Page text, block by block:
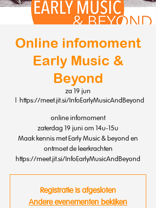
Online infomoment
Early Music &
Beyond
za 19 jun
  |
https://meet.jit.si/InfoEarlyMusicAndBeyond
online infomoment
zaterdag 19 juni om 14u-15u
Maak kennis met Early Music & beyond en
ontmoet de leerkrachten
Registratie is afgesloten
Andere evenementen bekijken